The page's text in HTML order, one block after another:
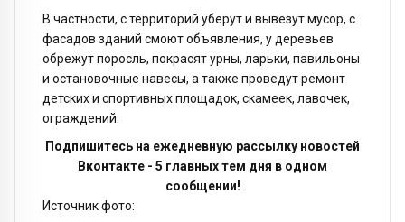
В частности, с территорий уберут и вывезут мусор, с
фасадов зданий смоют объявления, у деревьев
обрежут поросль, покрасят урны, ларьки, павильоны
и остановочные навесы, а также проведут ремонт
детских и спортивных площадок, скамеек, лавочек,
ограждений.
Подпишитесь на ежедневную рассылку новостей
Вконтакте - 5 главных тем дня в одном
сообщении!
Источник фото: